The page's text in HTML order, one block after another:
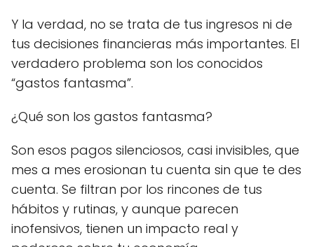
Y la verdad, no se trata de tus ingresos ni de
tus decisiones financieras más importantes. El
verdadero problema son los conocidos
“gastos fantasma”.
¿Qué son los gastos fantasma?
Son esos pagos silenciosos, casi invisibles, que
mes a mes erosionan tu cuenta sin que te des
cuenta. Se filtran por los rincones de tus
hábitos y rutinas, y aunque parecen
inofensivos, tienen un impacto real y